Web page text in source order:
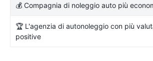
💰 Compagnia di noleggio auto più
🏆 L'agenzia di autonoleggio con più
positive